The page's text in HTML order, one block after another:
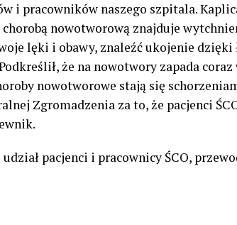
i pracowników naszego szpitala.
nowotworową znajduje
lęki i obawy, znaleźć ukojenie dzięki
że na nowotwory zapada coraz
nowotworowe stają się
Zgromadzenia za to, że pacjenci
pacjenci i pracownicy ŚCO,